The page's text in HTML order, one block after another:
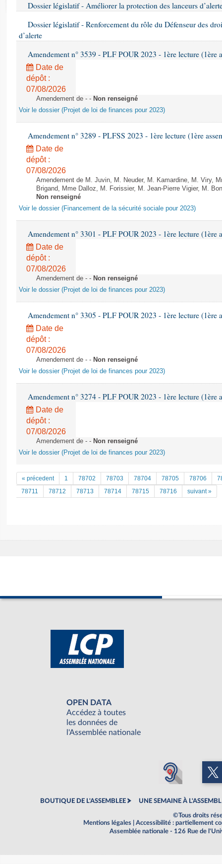
Baromètre de l’application des lois
Dossiers législatifs
Budget et sécurité sociale
Questions écrites et orales
Comptes rendus des débats
Dossier législatif - Améliorer la protection des lanceurs
Dossier législatif - Renforcement du rôle du Défenseur des
d’alerte
Amendement n° 3539 - PLF POUR 2023 - 1ère lecture (1ère
Date de
dépôt :
07/08/2026
Amendement de - - Non renseigné
Voir le dossier (Projet de loi de finances pour 2023)
Amendement n° 3289 - PLFSS 2023 - 1ère lecture (1ère
Date de
dépôt :
07/08/2026
Amendement de M. Juvin, M. Neuder, M. Kamardine, M. Viry,
Brigand, Mme Dalloz, M. Forissier, M. Jean-Pierre Vigier, M.
Non renseigné
Voir le dossier (Financement de la sécurité sociale pour 2023)
Amendement n° 3301 - PLF POUR 2023 - 1ère lecture (1ère
Date de
dépôt :
07/08/2026
Amendement de - - Non renseigné
Voir le dossier (Projet de loi de finances pour 2023)
Amendement n° 3305 - PLF POUR 2023 - 1ère lecture (1ère
Date de
dépôt :
07/08/2026
Amendement de - - Non renseigné
Voir le dossier (Projet de loi de finances pour 2023)
Amendement n° 3274 - PLF POUR 2023 - 1ère lecture (1ère
Date de
dépôt :
07/08/2026
Amendement de - - Non renseigné
Voir le dossier (Projet de loi de finances pour 2023)
« précedent 1 78702 78703 78704 78705 78706
78711
78712 78713 78714 78715 78716 suivant »
OPEN DATA
Accédez à toutes
les données de
l'Assemblée nationale
BOUTIQUE DE L'ASSEMBLEE UNE SEMAINE À
©Tous droits
Mentions légales
Accessibilité : partiellement
Assemblée nationale - 126 Rue de